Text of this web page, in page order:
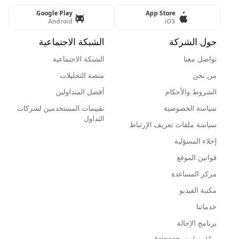
App Store
iOS
Google Play
Android
حول الشركة
تواصل معنا
من نحن
الشروط والأحكام
سياسة الخصوصية
سياسة ملفات تعريف الإرتباط
إخلاء المسؤلية
قوانين الموقع
مركز المساعدة
مكتبة الفيديو
خدماتنا
برنامج الإحالة
الشبكة الاجتماعية
الشبكة الاجتماعية
منصة التحليلات
أفضل المتداولين
تقييمات المستخدمين لشركات
التداول